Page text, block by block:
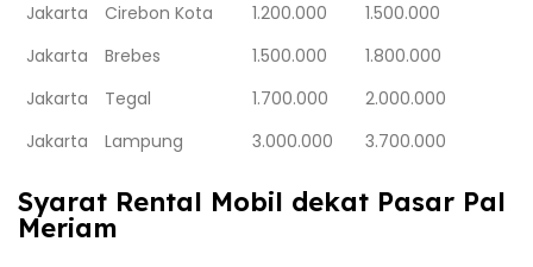
Jakarta Cirebon Kota 1.200.000
1.500.000
Jakarta
Brebes 1.500.000
1.800.000
Jakarta
Tegal 1.700.000
2.000.000
Jakarta
Lampung 3.000.000 3.700.000
Syarat Rental Mobil dekat Pasar Pal
Meriam